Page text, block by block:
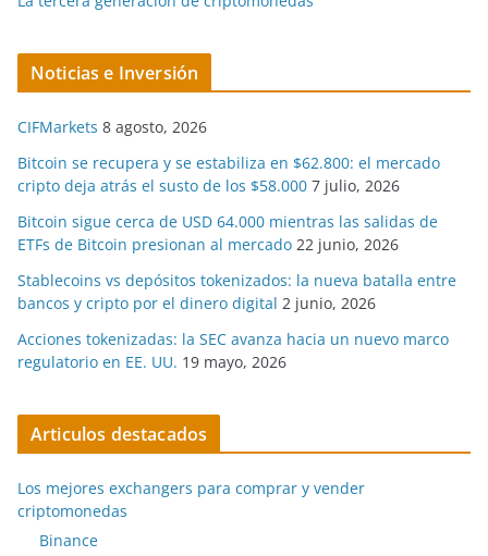
Noticias e Inversión
CIFMarkets 8 agosto, 2026
Bitcoin se recupera y se estabiliza en $62.800: el mercado
cripto deja atrás el susto de los $58.000 7 julio, 2026
Bitcoin sigue cerca de USD 64.000 mientras las salidas de
ETFs de Bitcoin presionan al mercado 22 junio, 2026
Stablecoins vs depósitos tokenizados: la nueva batalla entre
bancos y cripto por el dinero digital 2 junio, 2026
Acciones tokenizadas: la SEC avanza hacia un nuevo marco
regulatorio en EE. UU. 19 mayo, 2026
Articulos destacados
Los mejores exchangers para comprar y vender
criptomonedas
Binance